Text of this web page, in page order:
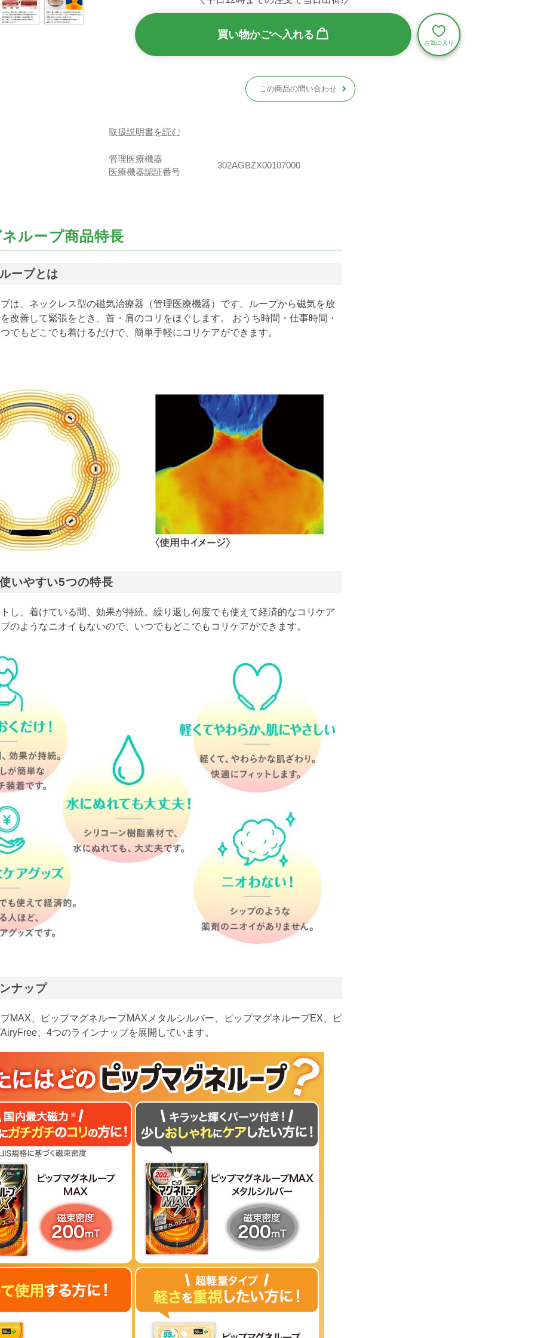
管理医療機器
医療機器認証番号
302AGBZX00107000
買い物かごへ入れる
この商品の問い合わせ
取扱説明書を読む
ループ商品特長
ープとは
は、ネックレス型の磁気治療器（管理医療機器）です。ループから磁気を放
改善して緊張をとき、首・肩のコリをほぐします。 おうち時間・仕事時間・
でもどこでも着けるだけで、簡単手軽にコリケアができます。
いやすい5つの特長
し、着けている間、効果が持続。繰り返し何度でも使えて経済的なコリケア
のようなニオイもないので、いつでもどこでもコリケアができます。
ナップ
MAX、ピップマグネループMAXメタルシルバー、ピップマグネループEX、ピ
、4つのラインナップを展開しています。